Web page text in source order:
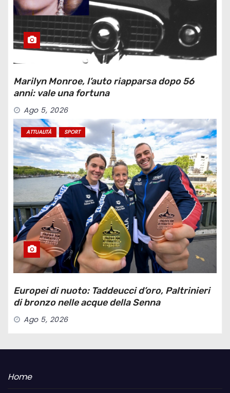
Marilyn Monroe, l’auto riapparsa dopo 56
anni: vale una fortuna
Ago 5, 2026
ATTUALITÀ SPORT
Europei di nuoto: Taddeucci d’oro, Paltrinieri
di bronzo nelle acque della Senna
Ago 5, 2026
Home